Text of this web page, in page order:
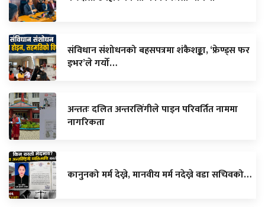
संविधान संशोधनको बहसपत्रमा शंकैशङ्का, ‘फ्रेण्ड्स फर
इभर’ले गर्यो…
अन्ततः दलित अन्तरलिंगीले पाइन परिवर्तित नाममा
नागरिकता
कानुनको मर्म देख्ने, मानवीय मर्म नदेख्ने वडा सचिवको…